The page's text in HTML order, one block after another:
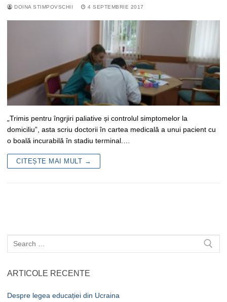
DOINA STIMPOVSCHII 4 SEPTEMBRIE 2017
„Trimis pentru îngrjiri paliative și controlul simptomelor la
domiciliu”, asta scriu doctorii în cartea medicală a unui pacient cu
o boală incurabilă în stadiu terminal.…
CITEȘTE MAI MULT →
Caută
după:
ARTICOLE RECENTE
Despre legea educației din Ucraina